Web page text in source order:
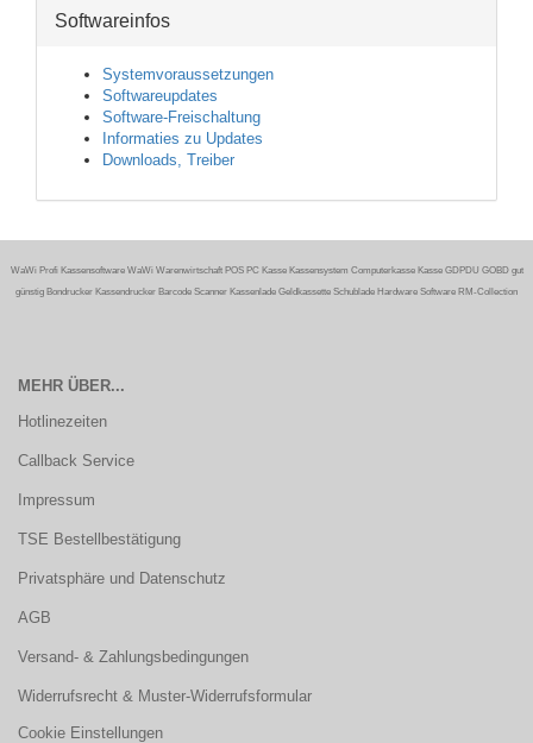
Softwareinfos
Systemvoraussetzungen
Softwareupdates
Software-Freischaltung
Informaties zu Updates
Downloads, Treiber
WaWi Profi Kassensoftware WaWi Warenwirtschaft POS PC Kasse Kassensystem Computerkasse Kasse GDPDU GOBD gut
günstig Bondrucker Kassendrucker Barcode Scanner Kassenlade Geldkassette Schublade Hardware Software RM-Collection
MEHR ÜBER...
Hotlinezeiten
Callback Service
Impressum
TSE Bestellbestätigung
Privatsphäre und Datenschutz
AGB
Versand- & Zahlungsbedingungen
Widerrufsrecht & Muster-Widerrufsformular
Cookie Einstellungen